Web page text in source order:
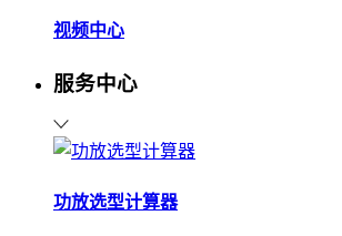
视频中心
服务中心
功放选型计算器